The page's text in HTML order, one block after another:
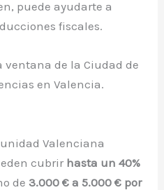
puede ayudarte a
fiscales.
Valenciana
cubrir hasta un 40%
de3.000 € a 5.000 € por